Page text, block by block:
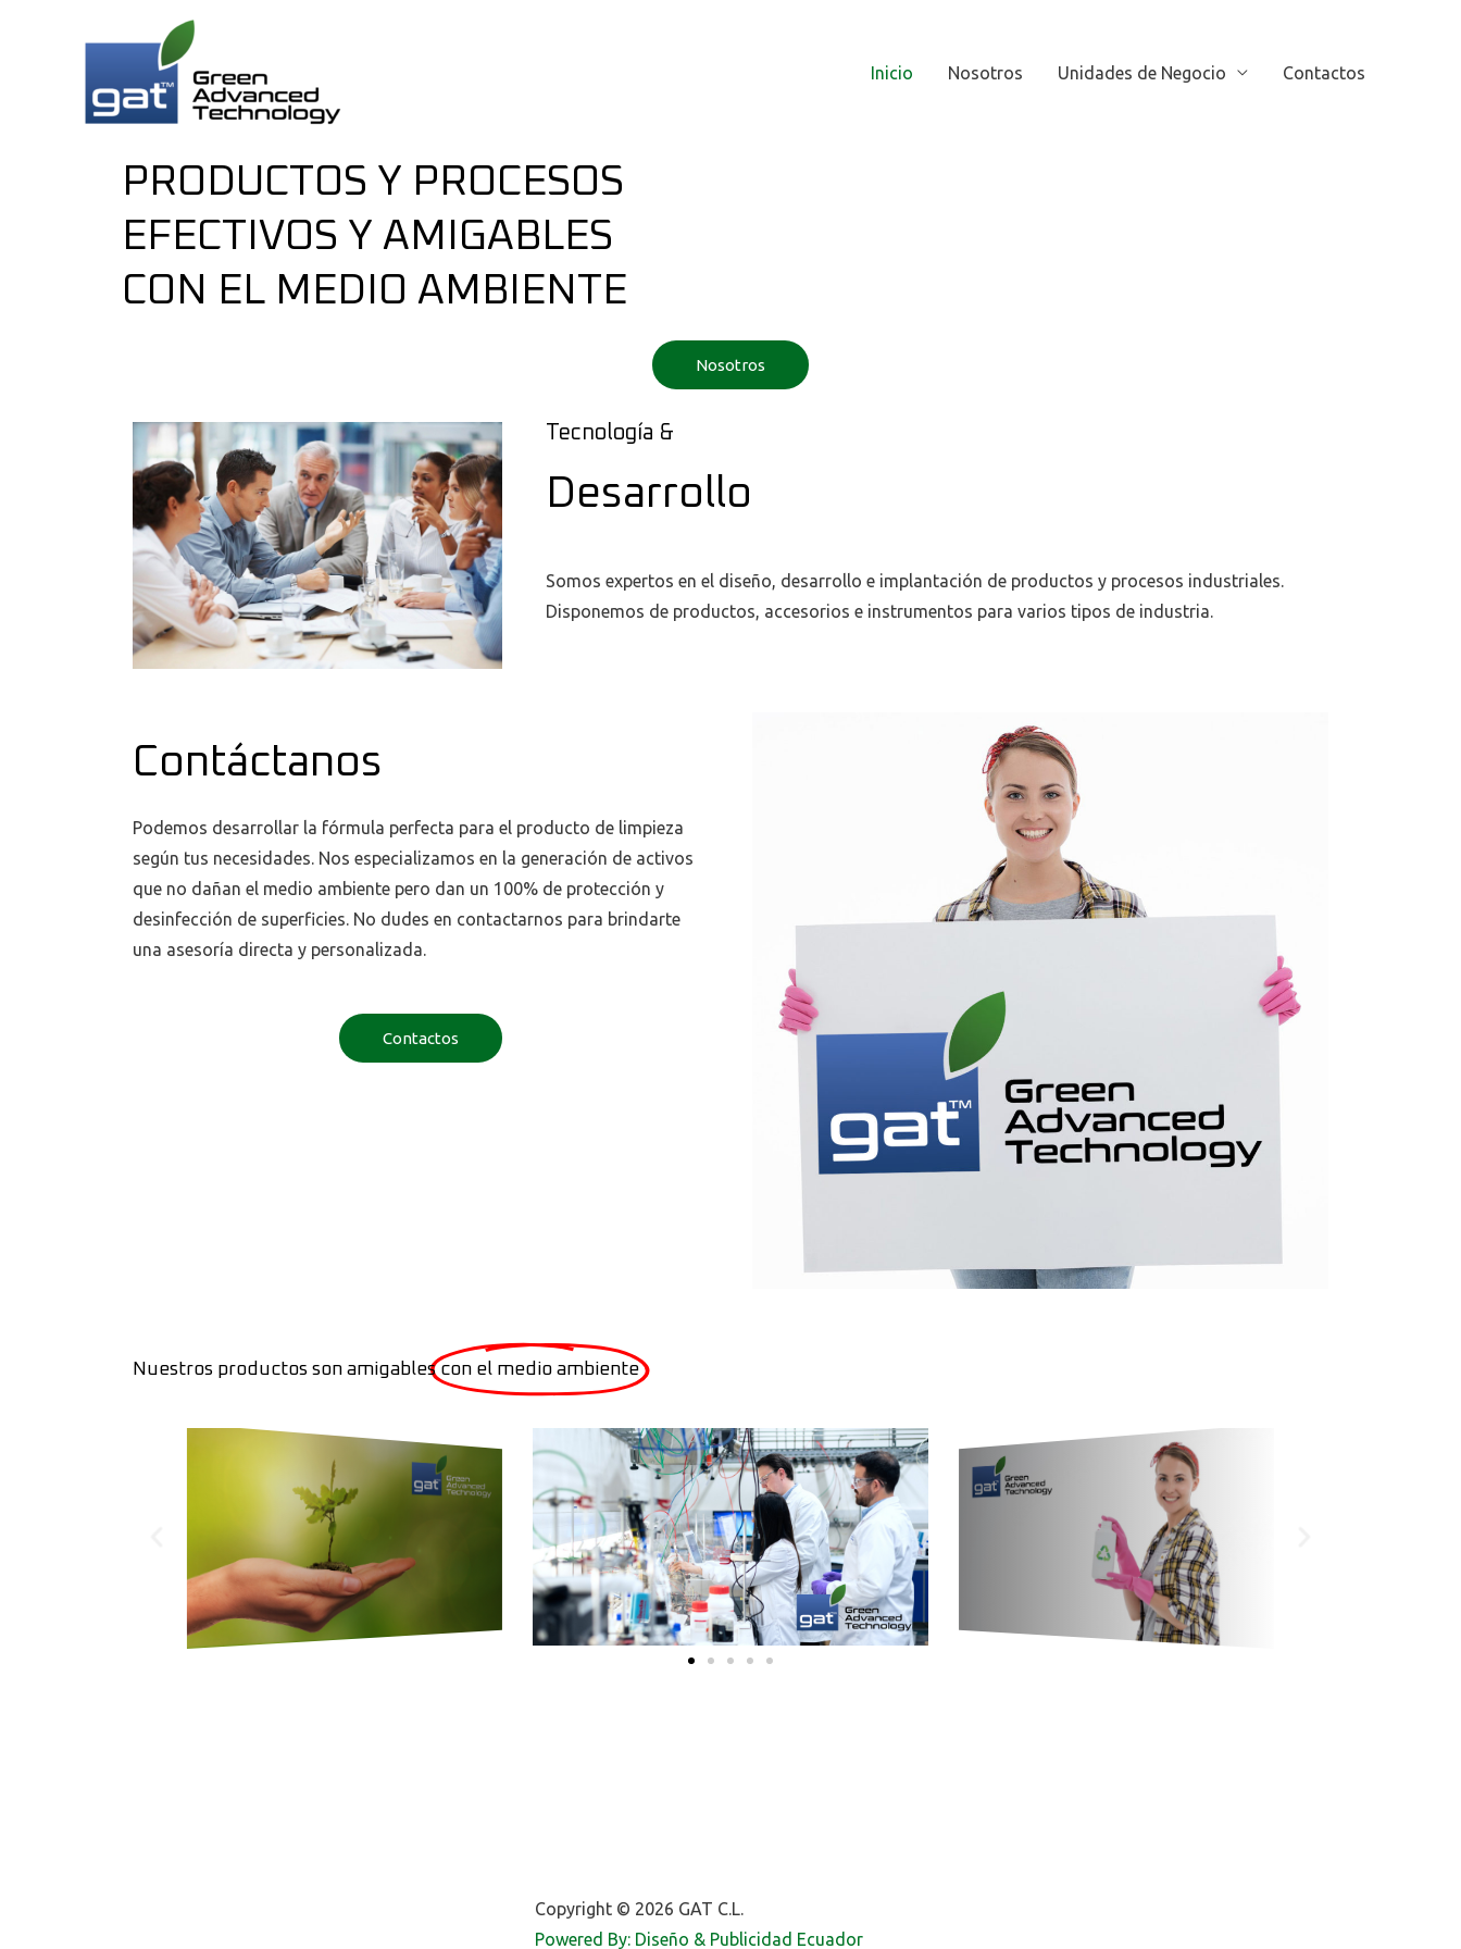
Inicio Nosotros Unidades de Negocio Contactos
PRODUCTOS Y PROCESOS
EFECTIVOS Y AMIGABLES
CON EL MEDIO AMBIENTE
Nosotros
Tecnología &
Desarrollo
Somos expertos en el diseño, desarrollo e implantación de productos y procesos industriales.
Disponemos de productos, accesorios e instrumentos para varios tipos de industria.
Contáctanos
Podemos desarrollar la fórmula perfecta para el producto de limpieza
según tus necesidades. Nos especializamos en la generación de activos
que no dañan el medio ambiente pero dan un 100% de protección y
desinfección de superficies. No dudes en contactarnos para brindarte
una asesoría directa y personalizada.
Contactos
Nuestros productos son amigables con el medio ambiente
Copyright © 2026 GAT C.L.
Powered By: Diseño & Publicidad Ecuador